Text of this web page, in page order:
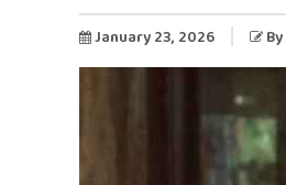
January 23, 2026 By